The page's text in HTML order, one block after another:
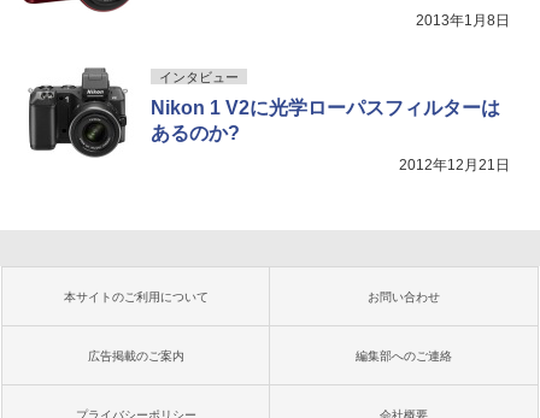
2013年1月8日
インタビュー
Nikon 1 V2に光学ローパスフィルターは
あるのか?
2012年12月21日
本サイトのご利用について お問い合わせ
広告掲載のご案内 編集部へのご連絡
プライバシーポリシー 会社概要